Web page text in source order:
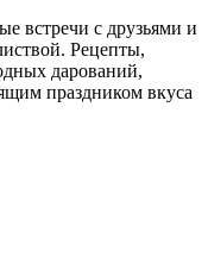
встречи с друзьями и
Рецепты,
дарований,
праздником вкуса